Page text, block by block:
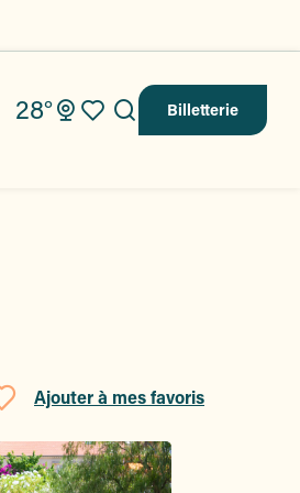
28° Billetterie
Voir les favoris
Recherche
Ajouter aux
Ajouter à mes favoris